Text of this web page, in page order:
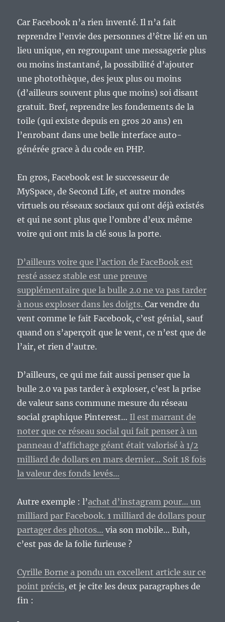
Car Facebook n’a rien inventé. Il n’a fait
reprendre l’envie des personnes d’être lié en un
lieu unique, en regroupant une messagerie plus
ou moins instantané, la possibilité d’ajouter
une photothèque, des jeux plus ou moins
(d’ailleurs souvent plus que moins) soi disant
gratuit. Bref, reprendre les fondements de la
toile (qui existe depuis en gros 20 ans) en
l’enrobant dans une belle interface auto-
générée grace à du code en PHP.
En gros, Facebook est le successeur de
MySpace, de Second Life, et autre mondes
virtuels ou réseaux sociaux qui ont déjà existés
et qui ne sont plus que l’ombre d’eux même
voire qui ont mis la clé sous la porte.
D’ailleurs voire que l’action de FaceBook est
resté assez stable est une preuve
supplémentaire que la bulle 2.0 ne va pas tarder
à nous exploser dans les doigts.Car vendre du
vent comme le fait Facebook, c’est génial, sauf
quand on s’aperçoit que le vent, ce n’est que de
l’air, et rien d’autre.
D’ailleurs, ce qui me fait aussi penser que la
bulle 2.0 va pas tarder à exploser, c’est la prise
de valeur sans commune mesure du réseau
social graphique Pinterest… Il est marrant de
noter que ce réseau social qui fait penser à un
panneau d’affichage géant était valorisé à 1/2
milliard de dollars en mars dernier… Soit 18 fois
la valeur des fonds levés…
Autre exemple : l’achat d’instagram pour… un
milliard par Facebook. 1 milliard de dollars pour
partager des photos… via son mobile… Euh,
c’est pas de la folie furieuse ?
Cyrille Borne a pondu un excellent article sur ce
point précis, et je cite les deux paragraphes de
fin :